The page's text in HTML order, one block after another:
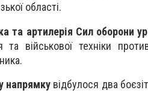
області.
та артилерія Сил оборони
та військової техніки
напрямку відбулося два